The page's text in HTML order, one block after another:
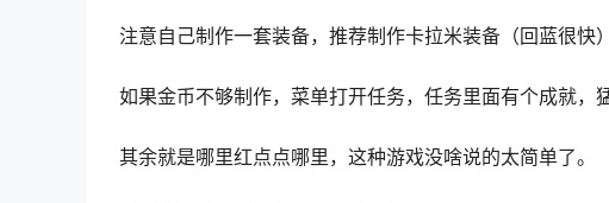
注意自己制作一套装备，推荐制作卡拉米装备（回蓝很快
如果金币不够制作，菜单打开任务，任务里面有个成就，
其余就是哪里红点点哪里，这种游戏没啥说的太简单了。